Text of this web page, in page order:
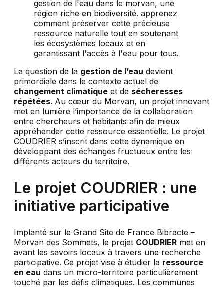
La question de la gestion de l’eau devient
primordiale dans le contexte actuel de
changement climatique et de sécheresses
répétées. Au cœur du Morvan, un projet innovant
met en lumière l’importance de la collaboration
entre chercheurs et habitants afin de mieux
appréhender cette ressource essentielle. Le projet
COUDRIER s’inscrit dans cette dynamique en
développant des échanges fructueux entre les
différents acteurs du territoire.
Le projet COUDRIER : une
initiative participative
Implanté sur le Grand Site de France Bibracte –
Morvan des Sommets, le projet COUDRIER met en
avant les savoirs locaux à travers une recherche
participative. Ce projet vise à étudier la ressource
en eau dans un micro-territoire particulièrement
touché par les défis climatiques. Les communes